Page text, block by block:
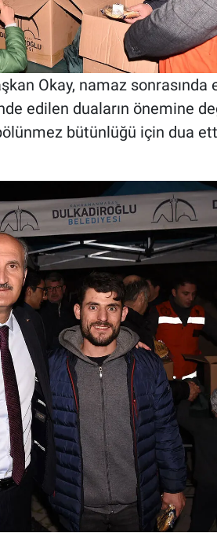
Okay, namaz sonrasında
edilen duaların önemine
bütünlüğü için dua